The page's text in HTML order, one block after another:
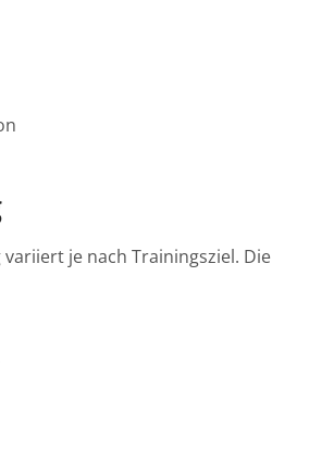
je nach Trainingsziel. Die